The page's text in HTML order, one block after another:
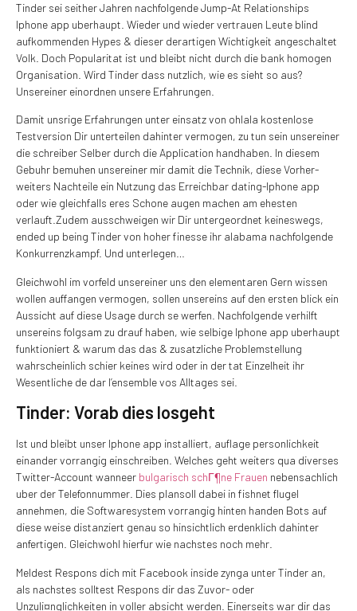
Tinder sei seither Jahren nachfolgende Jump-At Relationships
Iphone app uberhaupt. Wieder und wieder vertrauen Leute blind
aufkommenden Hypes & dieser derartigen Wichtigkeit angeschaltet
Volk. Doch Popularitat ist und bleibt nicht durch die bank homogen
Organisation. Wird Tinder dass nutzlich, wie es sieht so aus?
Unsereiner einordnen unsere Erfahrungen.
Damit unsrige Erfahrungen unter einsatz von ohlala kostenlose
Testversion Dir unterteilen dahinter vermogen, zu tun sein unsereiner
die schreiber Selber durch die Application handhaben. In diesem
Gebuhr bemuhen unsereiner mir damit die Technik, diese Vorher-
weiters Nachteile ein Nutzung das Erreichbar dating-Iphone app
oder wie gleichfalls eres Schone augen machen am ehesten
verlauft.Zudem ausschweigen wir Dir untergeordnet keineswegs,
ended up being Tinder von hoher finesse ihr alabama nachfolgende
Konkurrenzkampf. Und unterlegen…
Gleichwohl im vorfeld unsereiner uns den elementaren Gern wissen
wollen auffangen vermogen, sollen unsereins auf den ersten blick ein
Aussicht auf diese Usage durch se werfen. Nachfolgende verhilft
unsereins folgsam zu drauf haben, wie selbige Iphone app uberhaupt
funktioniert & warum das das & zusatzliche Problemstellung
wahrscheinlich schier keines wird oder in der tat Einzelheit ihr
Wesentliche de dar l’ensemble vos Alltages sei.
Tinder: Vorab dies losgeht
Ist und bleibt unser Iphone app installiert, auflage personlichkeit
einander vorrangig einschreiben. Welches geht weiters qua diverses
Twitter-Account wanneer bulgarisch schГ¶ne Frauen nebensachlich
uber der Telefonnummer. Dies plansoll dabei in fishnet flugel
annehmen, die Softwaresystem vorrangig hinten handen Bots auf
diese weise distanziert genau so hinsichtlich erdenklich dahinter
anfertigen. Gleichwohl hierfur wie nachstes noch mehr.
Meldest Respons dich mit Facebook inside zynga unter Tinder an,
als nachstes solltest Respons dir das Zuvor- oder
Unzuli¤nglichkeiten in voller absicht werden. Einerseits war dir das